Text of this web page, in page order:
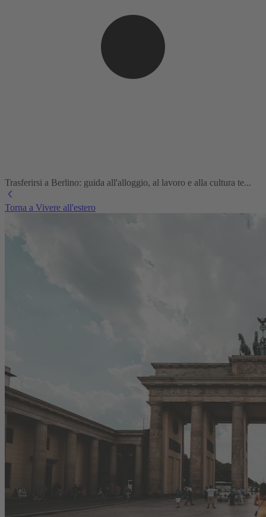
Trasferirsi a Berlino: guida all'alloggio, al lavoro e alla cultura te...
Torna a Vivere all'estero